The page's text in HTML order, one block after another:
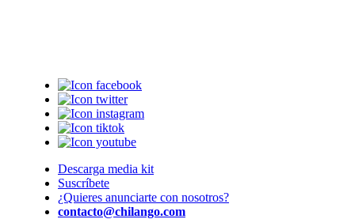
Descarga media kit
Suscríbete
¿Quieres anunciarte con nosotros?
contacto@chilango.com